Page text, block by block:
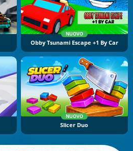
NUOVO
Obby Tsunami Escape +1 By Car
NUOVO
Slicer Duo